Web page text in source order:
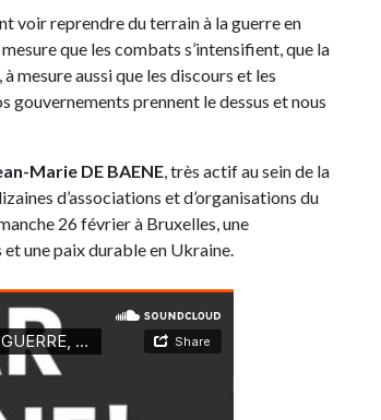
voir reprendre du terrain à la guerre en
que les combats s’intensifient, que la
mesure aussi que les discours et les
prennent le dessus et nous
Marie DE BAENE , très actif au sein de la
d’associations et d’organisations du
26 février à Bruxelles, une
une paix durable en Ukraine.